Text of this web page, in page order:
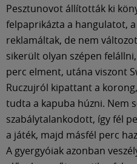
Pesztunovot állították ki
felpaprikázta a hangulatot,
reklamáltak, de nem
sikerült olyan szépen
perc elment, utána viszont
Ruczujról kipattant a
tudta a kapuba húzni. Nem
szabálytalankodott, így fél
a játék, majd másfél perc
A gyergyóiak azonban